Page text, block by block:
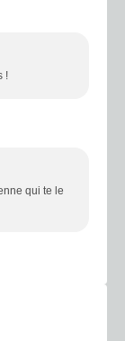
!
qui te le